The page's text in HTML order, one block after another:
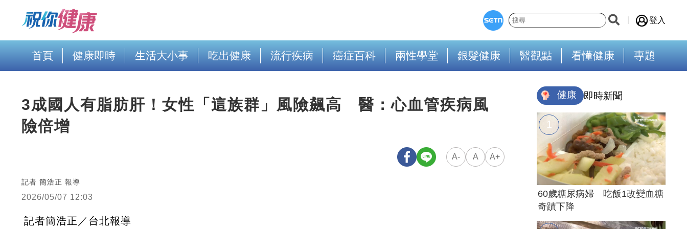
登入
首頁 健康即時 生活大小事 吃出健康 流行疾病 癌症百科 兩性學堂 銀髮健康 醫觀點 看懂健康 專題
3成國人有脂肪肝！女性「這族群」風險飆高 醫：心血管疾病風
險倍增
A- A A+
記者 簡浩正 報導
2026/05/07 12:03
記者簡浩正／台北報導
健康 即時新聞
60歲糖尿病婦 吃飯1改變血糖
奇蹟下降